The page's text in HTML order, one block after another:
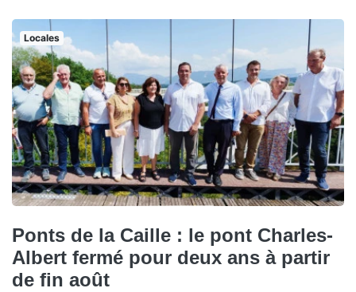
Locales
Ponts de la Caille : le pont Charles-
Albert fermé pour deux ans à partir
de fin août